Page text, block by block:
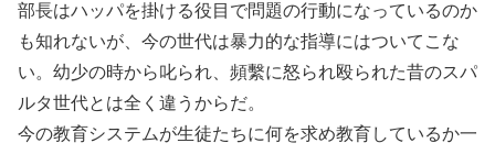
部長はハッパを掛ける役目で問題の行動になっているのか
も知れないが、今の世代は暴力的な指導にはついてこな
い。幼少の時から叱られ、頻繫に怒られ殴られた昔のスパ
ルタ世代とは全く違うからだ。
今の教育システムが生徒たちに何を求め教育しているか一